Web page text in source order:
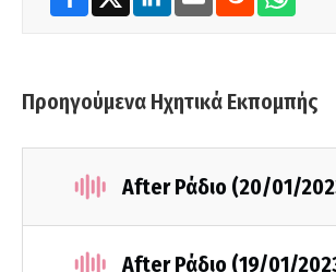
Προηγούμενα Ηχητικά Εκπομπής
After Ράδιο (20/01/
After Ράδιο (19/01/